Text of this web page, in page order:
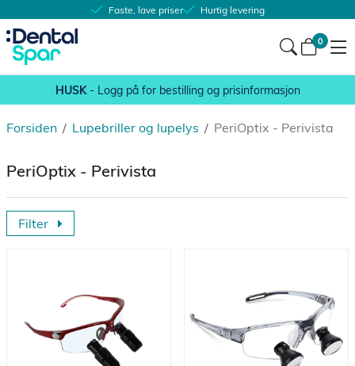
Faste, lave priser Hurtig levering
0
HUSK- Logg på for bestilling og prisinformasjon
/
Forsiden /
Lupebriller og lupelys PeriOptix - Perivista
PeriOptix - Perivista
Filter